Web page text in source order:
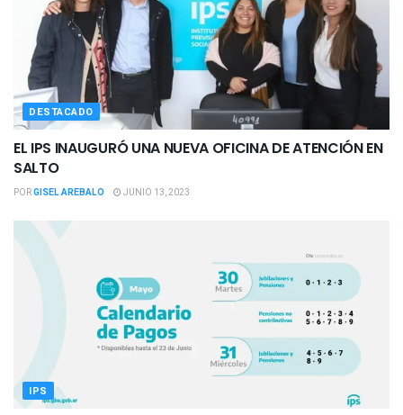
DESTACADO
EL IPS INAUGURÓ UNA NUEVA OFICINA DE ATENCIÓN EN
SALTO
PORGISEL AREBALO JUNIO 13, 2023
IPS